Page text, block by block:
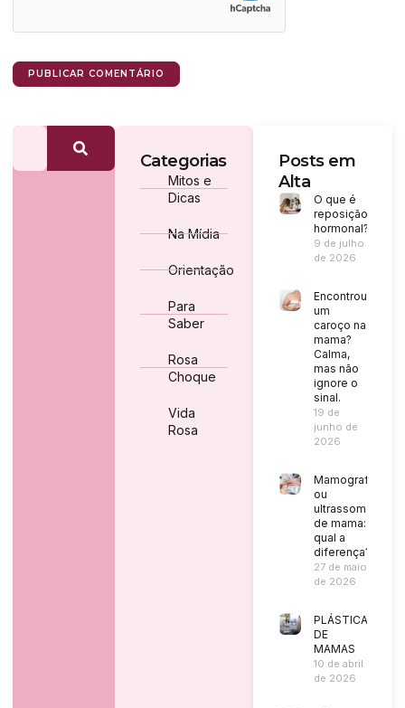
Categorias
Mitos e
Dicas
Na Mídia
Orientação
Para
Saber
Rosa
Choque
Vida
Rosa
Posts em
Alta
O que é
reposição
hormonal?
9 de julho
de 2026
Encontrou
um
caroço na
mama?
Calma,
mas não
ignore o
sinal.
19 de
junho de
2026
Mamografia
ou
ultrassom
de mama:
qual a
diferença?
27 de maio
de 2026
PLÁSTICA
DE
MAMAS
10 de abril
de 2026